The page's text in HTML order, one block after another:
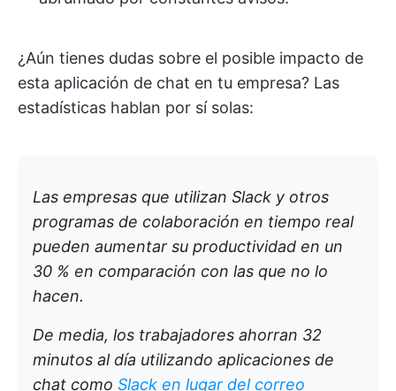
¿Aún tienes dudas sobre el posible impacto de
esta aplicación de chat en tu empresa? Las
estadísticas hablan por sí solas:
Las empresas que utilizan Slack y otros
programas de colaboración en tiempo real
pueden aumentar su productividad en un
30 % en comparación con las que no lo
hacen.
De media, los trabajadores ahorran 32
minutos al día utilizando aplicaciones de
chat como Slack en lugar del correo